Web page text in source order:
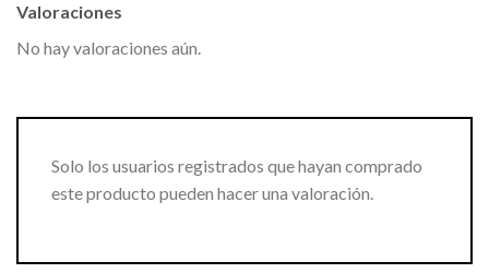
Valoraciones
No hay valoraciones aún.
Solo los usuarios registrados que hayan comprado
este producto pueden hacer una valoración.